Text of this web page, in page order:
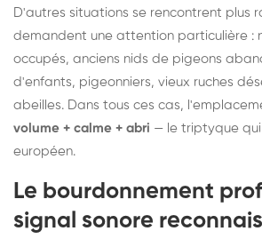
D'autres situations se rencontrent plus
demandent une attention particulière :
occupés, anciens nids de pigeons
d'enfants, pigeonniers, vieux ruches
abeilles. Dans tous ces cas,
volume + calme + abri — le triptyque
européen.
Le bourdonnement
signal sonore